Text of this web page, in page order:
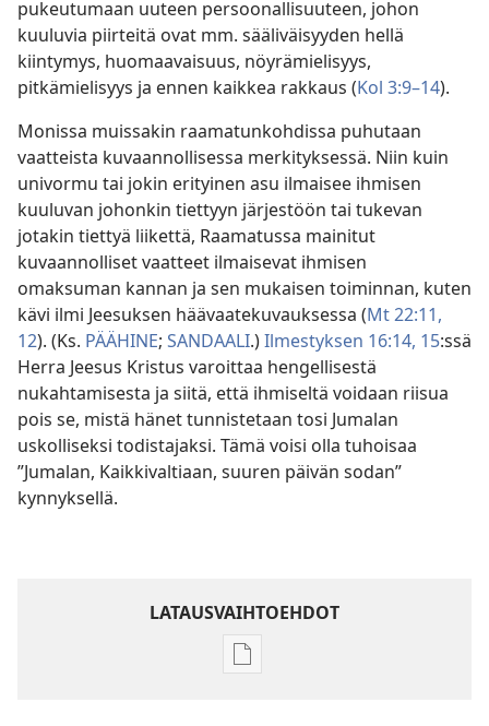
pukeutumaan uuteen persoonallisuuteen, johon
kuuluvia piirteitä ovat mm. sääliväisyyden hellä
kiintymys, huomaavaisuus, nöyrämielisyys,
pitkämielisyys ja ennen kaikkea rakkaus (Kol 3:9–14).
Monissa muissakin raamatunkohdissa puhutaan
vaatteista kuvaannollisessa merkityksessä. Niin kuin
univormu tai jokin erityinen asu ilmaisee ihmisen
kuuluvan johonkin tiettyyn järjestöön tai tukevan
jotakin tiettyä liikettä, Raamatussa mainitut
kuvaannolliset vaatteet ilmaisevat ihmisen
omaksuman kannan ja sen mukaisen toiminnan, kuten
kävi ilmi Jeesuksen häävaatekuvauksessa (Mt 22:11,
12). (Ks. PÄÄHINE; SANDAALI.)Ilmestyksen 16:14, 15:ssä
Herra Jeesus Kristus varoittaa hengellisestä
nukahtamisesta ja siitä, että ihmiseltä voidaan riisua
pois se, mistä hänet tunnistetaan tosi Jumalan
uskolliseksi todistajaksi. Tämä voisi olla tuhoisaa
”Jumalan, Kaikkivaltiaan, suuren päivän sodan”
kynnyksellä.
LATAUSVAIHTOEHDOT
Julkaisujen